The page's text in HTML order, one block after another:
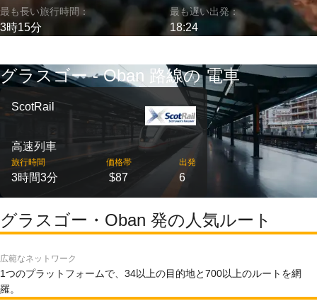
最も長い旅行時間：
3時15分
最も遅い出発：
18:24
グラスゴー - Oban 路線の 電車
ScotRail
高速列車
旅行時間
3時間3分
価格帯
$87
出発
6
グラスゴー・Oban 発の人気ルート
広範なネットワーク
1つのプラットフォームで、34以上の目的地と700以上のルートを網
羅。